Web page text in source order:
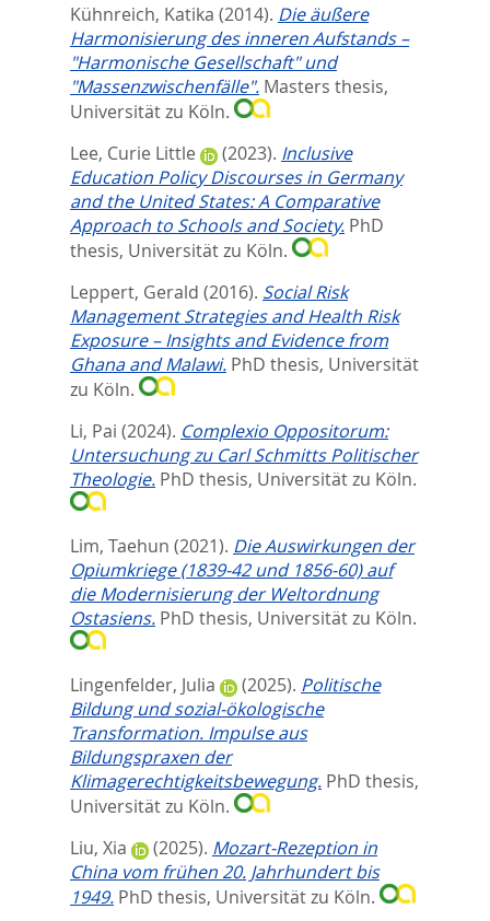
Kühnreich, Katika (2014). Die äußere
Harmonisierung des inneren Aufstands –
"Harmonische Gesellschaft" und
"Massenzwischenfälle". Masters thesis,
Universität zu Köln.
Lee, Curie Little
(2023). Inclusive
Education Policy Discourses in Germany
and the United States: A Comparative
Approach to Schools and Society. PhD
thesis, Universität zu Köln.
Leppert, Gerald (2016). Social Risk
Management Strategies and Health Risk
Exposure – Insights and Evidence from
Ghana and Malawi. PhD thesis, Universität
zu Köln.
Li, Pai (2024). Complexio Oppositorum:
Untersuchung zu Carl Schmitts Politischer
Theologie. PhD thesis, Universität zu Köln.
Lim, Taehun (2021). Die Auswirkungen der
Opiumkriege (1839-42 und 1856-60) auf
die Modernisierung der Weltordnung
Ostasiens. PhD thesis, Universität zu Köln.
Lingenfelder, Julia (2025). Politische
Bildung und sozial-ökologische
Transformation. Impulse aus
Bildungspraxen der
Klimagerechtigkeitsbewegung. PhD thesis,
Universität zu Köln.
Liu, Xia
(2025). Mozart-Rezeption in
China vom frühen 20. Jahrhundert bis
1949. PhD thesis, Universität zu Köln.